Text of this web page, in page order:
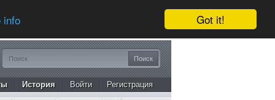
Got it!
info
История Войти Регистрация